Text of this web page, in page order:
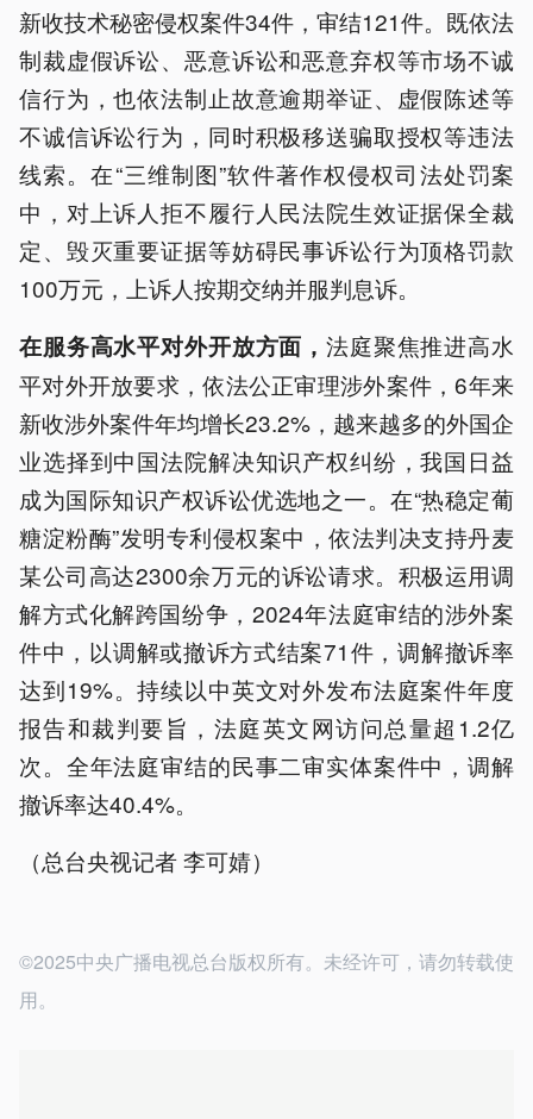
新收技术秘密侵权案件34件，审结121件。既依法
制裁虚假诉讼、恶意诉讼和恶意弃权等市场不诚
信行为，也依法制止故意逾期举证、虚假陈述等
不诚信诉讼行为，同时积极移送骗取授权等违法
线索。在“三维制图”软件著作权侵权司法处罚案
中，对上诉人拒不履行人民法院生效证据保全裁
定、毁灭重要证据等妨碍民事诉讼行为顶格罚款
100万元，上诉人按期交纳并服判息诉。
在服务高水平对外开放方面，法庭聚焦推进高水
平对外开放要求，依法公正审理涉外案件，6年来
新收涉外案件年均增长23.2%，越来越多的外国企
业选择到中国法院解决知识产权纠纷，我国日益
成为国际知识产权诉讼优选地之一。在“热稳定葡
糖淀粉酶”发明专利侵权案中，依法判决支持丹麦
某公司高达2300余万元的诉讼请求。积极运用调
解方式化解跨国纷争，2024年法庭审结的涉外案
件中，以调解或撤诉方式结案71件，调解撤诉率
达到19%。持续以中英文对外发布法庭案件年度
报告和裁判要旨，法庭英文网访问总量超1.2亿
次。全年法庭审结的民事二审实体案件中，调解
撤诉率达40.4%。
（总台央视记者 李可婧）
©2025中央广播电视总台版权所有。未经许可，请勿转载使
用。